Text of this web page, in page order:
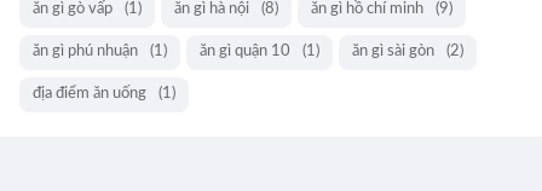
ăn gì gò vấp (1) ăn gì hà nội (8) ăn gì hồ chí minh (9)
ăn gì phú nhuận (1) ăn gì quận 10 (1) ăn gì sài gòn (2)
địa điểm ăn uống (1)